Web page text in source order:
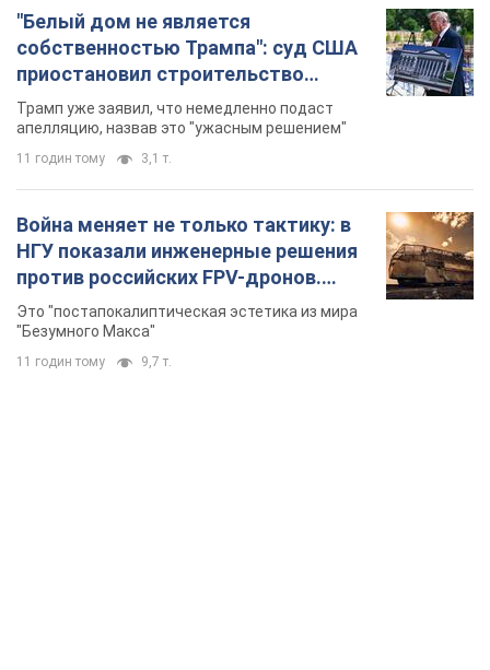
"Белый дом не является
собственностью Трампа": суд США
приостановил строительство
бального зала стоимостью 400 млн
долларов
Трамп уже заявил, что немедленно подаст
апелляцию, назвав это "ужасным решением"
11 годин тому 3,1 т.
Война меняет не только тактику: в
НГУ показали инженерные решения
против российских FPV-дронов.
Фото
Это "постапокалиптическая эстетика из мира
"Безумного Макса"
11 годин тому 9,7 т.